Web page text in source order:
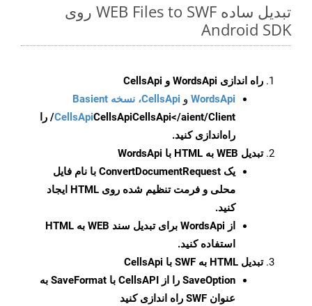
تبدیل ساده WEB Files to SWF روی
Android SDK
راه اندازی WordsApi و CellsApi
WordsApi و CellsApi، نسخه Basient
CellsApiCellsApi
CellsApi</aient/Client/ را
راه‌اندازی کنید.
تبدیل WEB به HTML با WordsApi
یک ConvertDocumentRequest با نام فایل
محلی و فرمت تنظیم شده روی HTML ایجاد
کنید.
از WordsApi برای تبدیل سند WEB به HTML
استفاده کنید.
تبدیل HTML به SWF با CellsApi
SaveOption
را از CellsAPI با SaveFormat به
عنوان SWF راه اندازی کنید